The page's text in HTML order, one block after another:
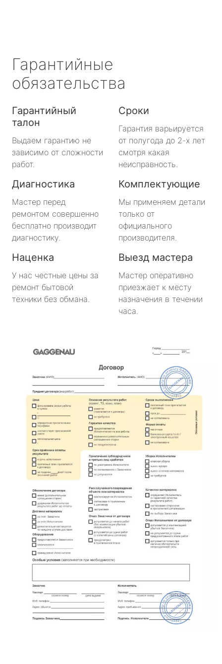
Гарантийные
обязательства
Гарантийный
талон
Выдаем гарантию не
зависимо от сложности
работ.
Сроки
Гарантия варьируется
от полугода до 2-х лет
смотря какая
неисправность.
Диагностика
Мастер перед
ремонтом совершенно
бесплатно производит
диагностику.
Комплектующие
Мы применяем детали
только от
официального
производителя.
Наценка
У нас честные цены за
ремонт бытовой
техники без обмана.
Выезд мастера
Мастер оперативно
приезжает к месту
назначения в течении
часа.